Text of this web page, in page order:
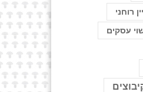
רוחני
עסקים